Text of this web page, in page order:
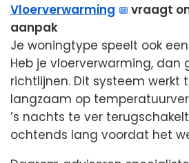
Vloerverwarming
vraagt
aanpak
Je woningtype speelt ook
Heb je vloerverwarming, dan
richtlijnen. Dit systeem werkt
langzaam op
’s nachts te ver
ochtends lang voordat het